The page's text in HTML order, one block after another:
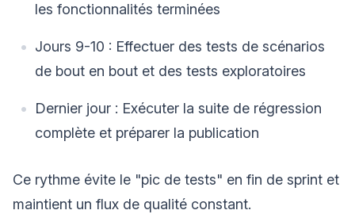
les fonctionnalités terminées
Jours 9-10 : Effectuer des tests de scénarios
de bout en bout et des tests exploratoires
Dernier jour : Exécuter la suite de régression
complète et préparer la publication
Ce rythme évite le "pic de tests" en fin de sprint et
maintient un flux de qualité constant.